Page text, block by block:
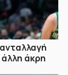
άκρη